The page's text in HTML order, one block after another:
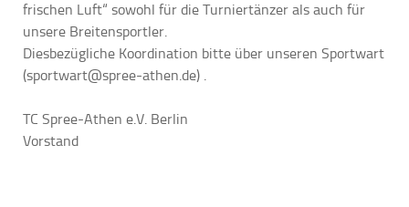
frischen Luft“ sowohl für die Turniertänzer als auch für
unsere Breitensportler.
Diesbezügliche Koordination bitte über unseren Sportwart
(sportwart@spree-athen.de) .
TC Spree-Athen e.V. Berlin
Vorstand